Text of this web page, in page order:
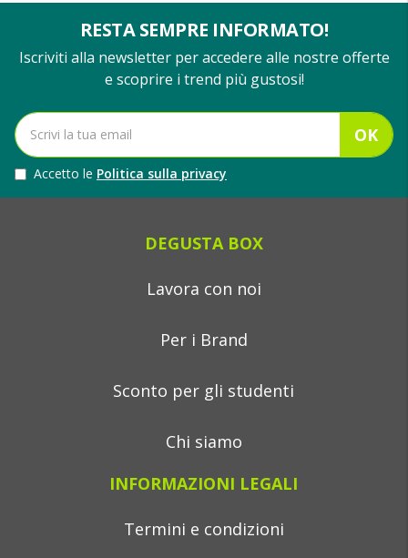
RESTA SEMPRE INFORMATO!
Iscriviti alla newsletter per accedere alle nostre offerte
e scoprire i trend più gustosi!
OK
Accetto le Politica sulla privacy
DEGUSTA BOX
Lavora con noi
Per i Brand
Sconto per gli studenti
Chi siamo
INFORMAZIONI LEGALI
Termini e condizioni